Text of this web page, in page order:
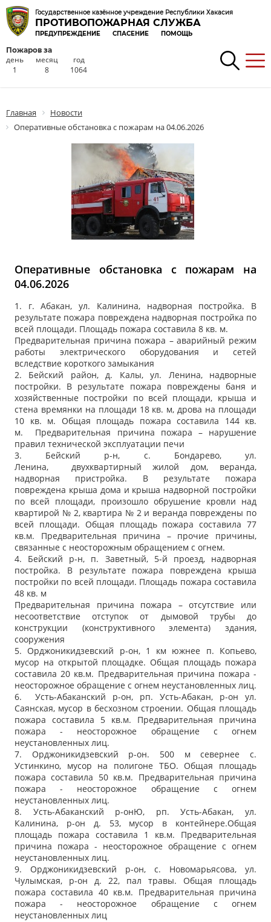
Государственное казённое учреждение Республики Хакасия
ПРОТИВОПОЖАРНАЯ СЛУЖБА
ПРЕДУПРЕЖДЕНИЕ СПАСЕНИЕ ПОМОЩЬ
Пожаров за
день
1
месяц
8
год
1064
Главная
Новости
Оперативные обстановка с пожарам на 04.06.2026
Оперативные обстановка с пожарам на
04.06.2026
1. г. Абакан, ул. Калинина, надворная постройка. В
результате пожара повреждена надворная постройка по
всей площади. Площадь пожара составила 8 кв. м.
Предварительная причина пожара – аварийный режим
работы электрического оборудования и сетей
вследствие короткого замыкания
2. Бейский район, д. Калы, ул. Ленина, надворные
постройки. В результате пожара повреждены баня и
хозяйственные постройки по всей площади, крыша и
стена времянки на площади 18 кв. м, дрова на площади
10 кв. м. Общая площадь пожара составила 144 кв.
м. Предварительная причина пожара – нарушение
правил технической эксплуатации печи
3. Бейский р-н, с. Бондарево, ул.
Ленина, двухквартирный жилой дом, веранда,
надворная пристройка. В результате пожара
повреждена крыша дома и крыша надворной постройки
по всей площади, произошло обрушение кровли над
квартирой № 2, квартира № 2 и веранда повреждены по
всей площади. Общая площадь пожара составила 77
кв.м. Предварительная причина – прочие причины,
связанные с неосторожным обращением с огнем.
4. Бейский р-н, п. Заветный, 5-й проезд, надворная
постройка. В результате пожара повреждена крыша
постройки по всей площади. Площадь пожара составила
48 кв. м
Предварительная причина пожара – отсутствие или
несоответствие отступок от дымовой трубы до
конструкции (конструктивного элемента) здания,
сооружения
5. Орджоникидзевский р-он, 1 км южнее п. Копьево,
мусор на открытой площадке. Общая площадь пожара
составила 20 кв.м. Предварительная причина пожара -
неосторожное обращение с огнем неустановленных лиц.
6. Усть-Абаканский р-он, рп. Усть-Абакан, р-он ул.
Саянская, мусор в бесхозном строении. Общая площадь
пожара составила 5 кв.м. Предварительная причина
пожара - неосторожное обращение с огнем
неустановленных лиц.
7. Орджоникидзевский р-он. 500 м севернее с.
Устинкино, мусор на полигоне ТБО. Общая площадь
пожара составила 50 кв.м. Предварительная причина
пожара - неосторожное обращение с огнем
неустановленных лиц.
8. Усть-Абаканский р-онЮ, рп. Усть-Абакан, ул.
Калинина, р-он д. 53, мусор в контейнере.Общая
площадь пожара составила 1 кв.м. Предварительная
причина пожара - неосторожное обращение с огнем
неустановленных лиц.
9. Орджоникидзевский р-он, с. Новомарьясова, ул.
Чулымская, р-он д. 22, пал травы. Общая площадь
пожара составила 40 кв.м. Предварительная причина
пожара - неосторожное обращение с огнем
неустановленных лиц